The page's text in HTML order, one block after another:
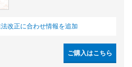
改正に合わせ情報を追加
ご購入はこちら